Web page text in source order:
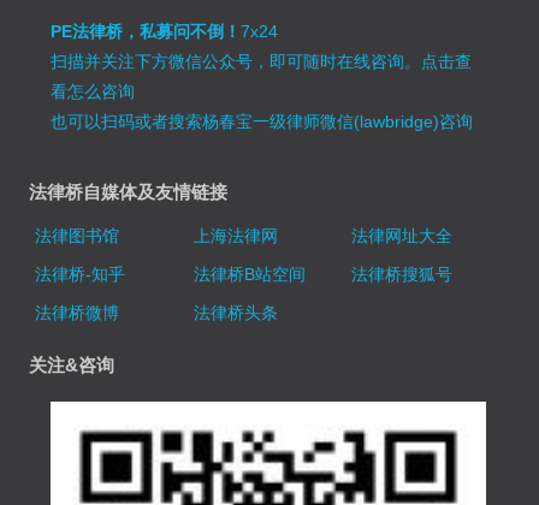
PE法律桥，私募问不倒！7x24
扫描并关注下方微信公众号，即可随时在线咨询。 点击查
看怎么咨询
也可以扫码或者搜索杨春宝一级律师微信(lawbridge)咨询
法律桥自媒体及友情链接
法律图书馆 上海法律网
法律网址大全
法律桥-知乎
法律桥B站空间
法律桥搜狐号
法律桥微博
法律桥头条
关注&咨询